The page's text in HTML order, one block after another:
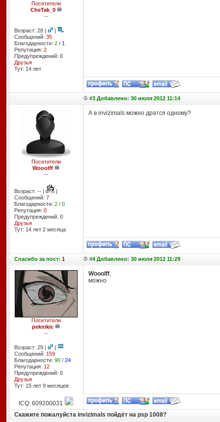
Посетители
CheTak_0
--
Возраст: 28 |
|
Сообщений: 35
Благодарности: 2/ 1
Репутация: 2
Предупреждений: 0
Друзья
Тут: 14 лет
#3 Добавлено: 30 июля 2012 11:14
Посетители
Wooolff
--
Возраст: -- |
|
Сообщений: 7
Благодарности: 2/ 0
Репутация: 0
Предупреждений: 0
Друзья
Тут: 14 лет 2 месяцa
А в invizimals можно дратся одному?
Спасибоза пост: 1 #4 Добавлено: 30 июля 2012 11:29
Посетители
peknikic
--
Возраст: 29 |
|
Сообщений: 159
Благодарности: 90/ 24
Репутация: 12
Предупреждений: 0
Друзья
Тут: 15 лет 9 месяцев
Wooolff,
можно
ICQ: 609200031
Скажите пожалуйста invizimals пойдёт на psp 1008?